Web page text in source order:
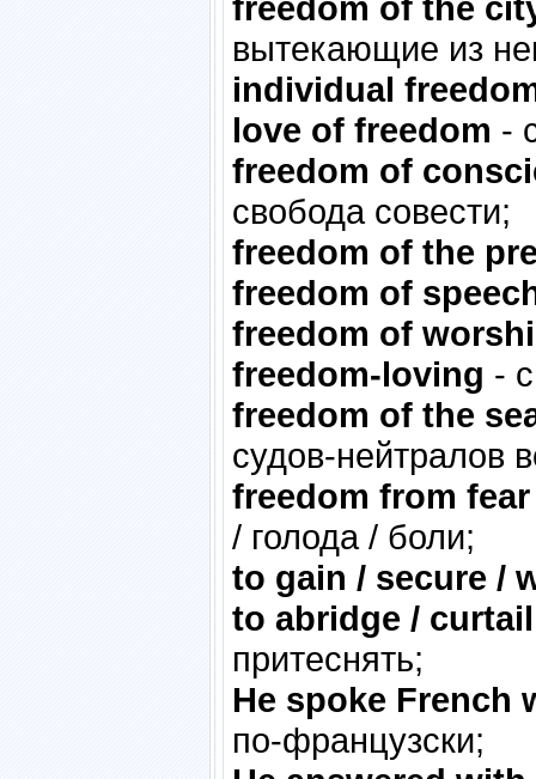
вытекающие из
individual
love of freedom -
freedom of
свобода совести;
freedom of the
freedom of
freedom of
freedom-loving -
freedom of the
судов-нейтралов
freedom from
/ голода / боли;
to gain / secure /
to abridge /
притеснять;
He spoke French
по-французски;